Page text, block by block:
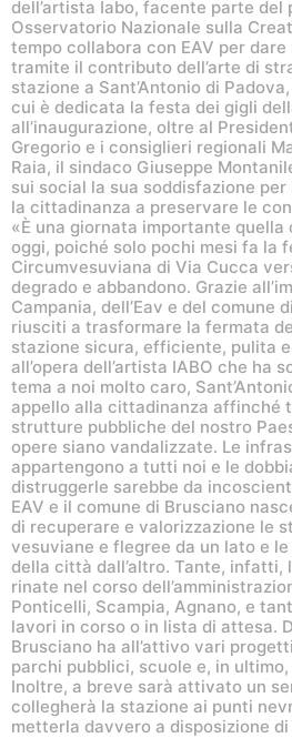
dell’artista Iabo, facente parte del
Osservatorio Nazionale sulla
tempo collabora con EAV per
tramite il contributo dell’arte di
stazione a Sant’Antonio di
cui è dedicata la festa dei gigli
all’inaugurazione, oltre al
Gregorio e i consiglieri regionali
Raia, il sindaco Giuseppe
sui social la sua soddisfazione
la cittadinanza a preservare le
«È una giornata importante quella
oggi, poiché solo pochi mesi fa la
Circumvesuviana di Via Cucca
degrado e abbandono. Grazie
Campania, dell’Eav e del comune
riusciti a trasformare la fermata
stazione sicura, efficiente, pulita
all’opera dell’artista IABO che ha
tema a noi molto caro,
appello alla cittadinanza affinché
strutture pubbliche del nostro
opere siano vandalizzate. Le
appartengono a tutti noi e le
distruggerle sarebbe da
EAV e il comune di Brusciano
di recuperare e valorizzazione le
vesuviane e flegree da un lato e
della città dall’altro. Tante, infatti,
rinate nel corso
Ponticelli, Scampia, Agnano, e
lavori in corso o in lista di attesa.
Brusciano ha all’attivo vari
parchi pubblici, scuole e, in
Inoltre, a breve sarà attivato un
collegherà la stazione ai punti
metterla davvero a disposizione